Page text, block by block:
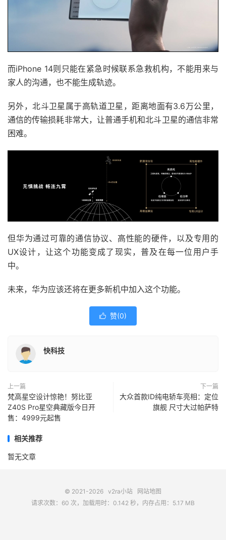
而iPhone 14则只能在紧急时候联系急救机构，不能用来与
家人的沟通，也不能生成轨迹。
另外，北斗卫星属于高轨道卫星，距离地面有3.6万公里，
通信的传输损耗非常大，让普通手机和北斗卫星的通信非常
困难。
但华为通过可靠的通信协议、高性能的硬件，以及专用的
UX设计，让这个功能变成了现实，普及在每一位用户手
中。
未来，华为应该还将在更多新机中加入这个功能。
 赞(0)
快科技
上一篇
梵高星空设计惊艳！努比亚
Z40S Pro星空典藏版今日开
售：4999元起售
下一篇
大众首款ID纯电轿车亮相：定位
旗舰 尺寸大过帕萨特
相关推荐
暂无文章
© 2021-2026 v2ra小站
网站地图
请求次数：60 次，加载用时：0.142 秒，内存占用：5.17 MB